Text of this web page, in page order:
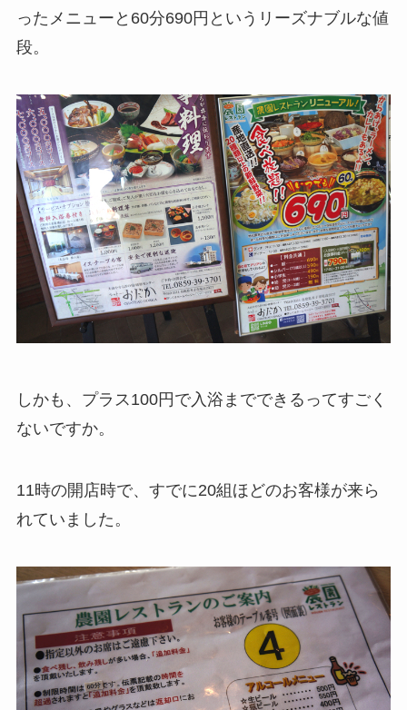
ったメニューと60分690円というリーズナブルな値
段。
しかも、プラス100円で入浴までできるってすごく
ないですか。
11時の開店時で、すでに20組ほどのお客様が来ら
れていました。